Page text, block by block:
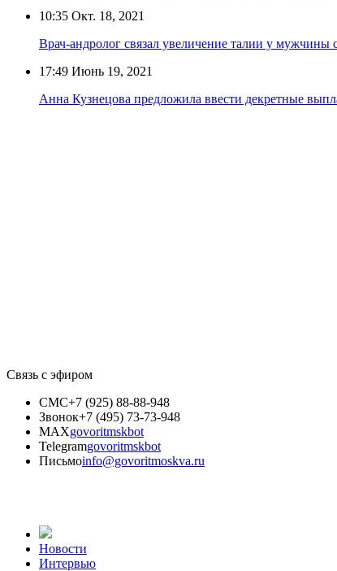
10:35 Окт. 18, 2021
Врач-андролог связал увеличение талии у мужчины
17:49 Июнь 19, 2021
Анна Кузнецова предложила ввести декретные
Связь с эфиром
СМС+7 (925) 88-88-948
Звонок+7 (495) 73-73-948
MAXgovoritmskbot
Telegramgovoritmskbot
Письмоinfo@govoritmoskva.ru
Новости
Интервью